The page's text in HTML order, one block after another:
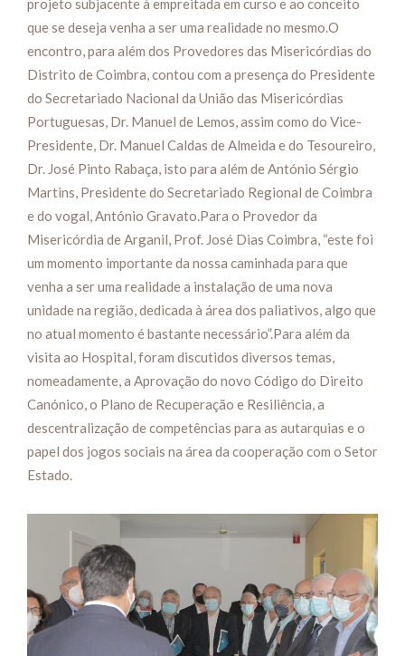
projeto subjacente à empreitada em curso e ao conceito
que se deseja venha a ser uma realidade no mesmo.O
encontro, para além dos Provedores das Misericórdias do
Distrito de Coimbra, contou com a presença do Presidente
do Secretariado Nacional da União das Misericórdias
Portuguesas, Dr. Manuel de Lemos, assim como do Vice-
Presidente, Dr. Manuel Caldas de Almeida e do Tesoureiro,
Dr. José Pinto Rabaça, isto para além de António Sérgio
Martins, Presidente do Secretariado Regional de Coimbra
e do vogal, António Gravato.Para o Provedor da
Misericórdia de Arganil, Prof. José Dias Coimbra, “este foi
um momento importante da nossa caminhada para que
venha a ser uma realidade a instalação de uma nova
unidade na região, dedicada à área dos paliativos, algo que
no atual momento é bastante necessário”.Para além da
visita ao Hospital, foram discutidos diversos temas,
nomeadamente, a Aprovação do novo Código do Direito
Canónico, o Plano de Recuperação e Resiliência, a
descentralização de competências para as autarquias e o
papel dos jogos sociais na área da cooperação com o Setor
Estado.